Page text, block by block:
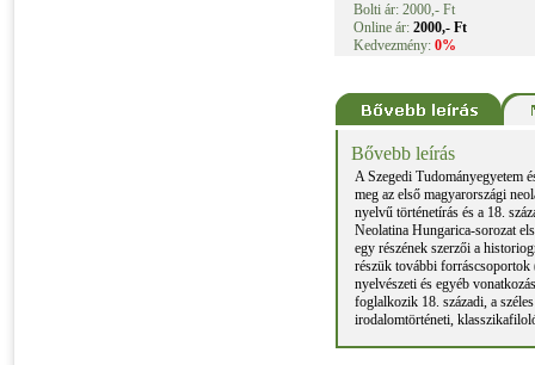
Bolti ár: 2000,- Ft
Online ár: 2000,- Ft
Kedvezmény: 0%
Bővebb leírás
A Szegedi Tudományegyetem
meg az első magyarországi
nyelvű történetírás és a 18.
Neolatina Hungarica-sorozat
egy részének szerzői a
részük további forráscsoportok
nyelvészeti és egyéb
foglalkozik 18. századi, a
irodalomtörténeti,